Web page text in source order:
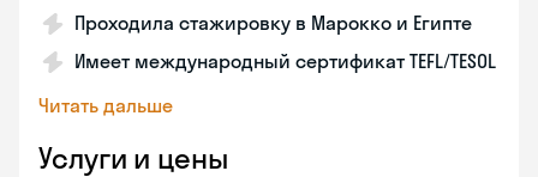
Проходила стажировку в Марокко и Египте
Имеет международный сертификат TEFL/TESOL
Читать дальше
Услуги и цены